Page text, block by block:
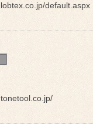
default.aspx